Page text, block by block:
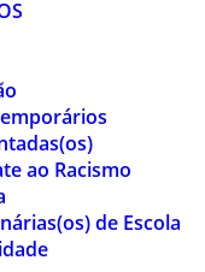
ao Racismo
de Escola